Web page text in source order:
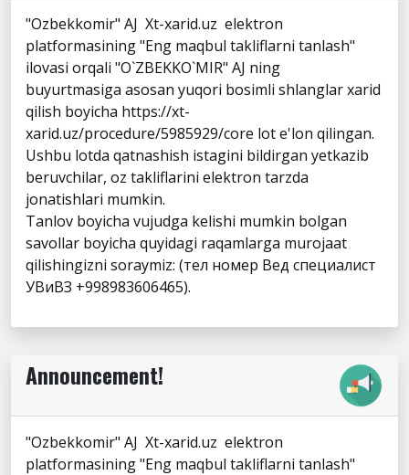
"Ozbekkomir" AJ Xt-xarid.uz elektron
platformasining "Eng maqbul takliflarni tanlash"
ilovasi orqali "O`ZBEKKO`MIR" AJ ning
buyurtmasiga asosan yuqori bosimli shlanglar xarid
qilish boyicha https://xt-
xarid.uz/procedure/5985929/core lot e'lon qilingan.
Ushbu lotda qatnashish istagini bildirgan yetkazib
beruvchilar, oz takliflarini elektron tarzda
jonatishlari mumkin.
Tanlov boyicha vujudga kelishi mumkin bolgan
savollar boyicha quyidagi raqamlarga murojaat
qilishingizni soraymiz: (тел номер Вед специалист
УВиВЗ +998983606465).
Announcement!
"Ozbekkomir" AJ Xt-xarid.uz elektron
platformasining "Eng maqbul takliflarni tanlash"